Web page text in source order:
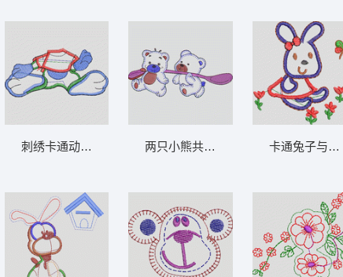
太阳图案装饰相框 卡通童装章标贴布 刺绣卡通动物图案 卡通童装章标贴布 两只小熊共用勺子 卡通童装章标贴布